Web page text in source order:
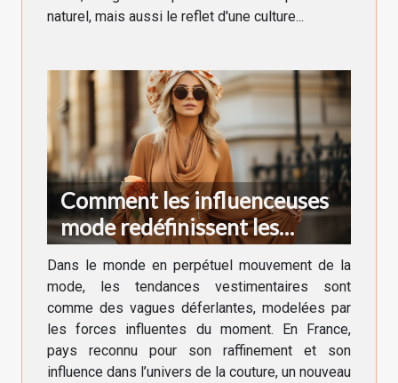
naturel, mais aussi le reflet d'une culture...
Comment les influenceuses
mode redéfinissent les
tendances vestimentaires en
France
Dans le monde en perpétuel mouvement de la
mode, les tendances vestimentaires sont
comme des vagues déferlantes, modelées par
les forces influentes du moment. En France,
pays reconnu pour son raffinement et son
influence dans l’univers de la couture, un nouveau